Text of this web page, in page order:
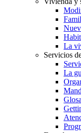
La
Servicios
La